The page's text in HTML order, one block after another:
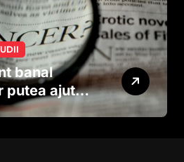
banal
putea ajuta